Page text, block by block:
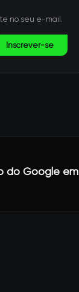
no seu e-mail.
Inscrever-se
do Google em